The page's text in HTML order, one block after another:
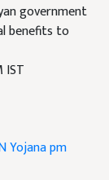
government
benefits to
IST
Yojanapm